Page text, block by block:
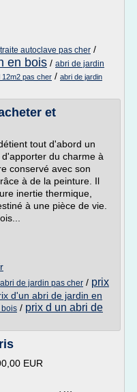
autoclave pas cher /
en bois / abri de jardin
12m2 pas cher / abri de jardin
et
tout d'abord un
du charme à
conservé avec son
à de la peinture. Il
inertie thermique,
à une pièce de vie.
de jardin pas cher / prix
d'un abri de jardin en
bois / prix d un abri de
EUR